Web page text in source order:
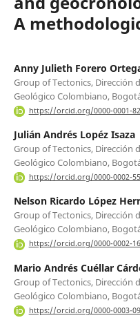
A
Anny Julieth Forero
Group of Tectonics, Dirección
Geológico Colombiano,
https://orcid.org/0000-0001-
Julián Andrés Lopéz Isaza
Group of Tectonics, Dirección
Geológico Colombiano,
https://orcid.org/0000-0002-
Nelson Ricardo López
Group of Tectonics, Dirección
Geológico Colombiano,
https://orcid.org/0000-0002-
Mario Andrés Cuéllar
Group of Tectonics, Dirección
Geológico Colombiano,
https://orcid.org/0000-0003-